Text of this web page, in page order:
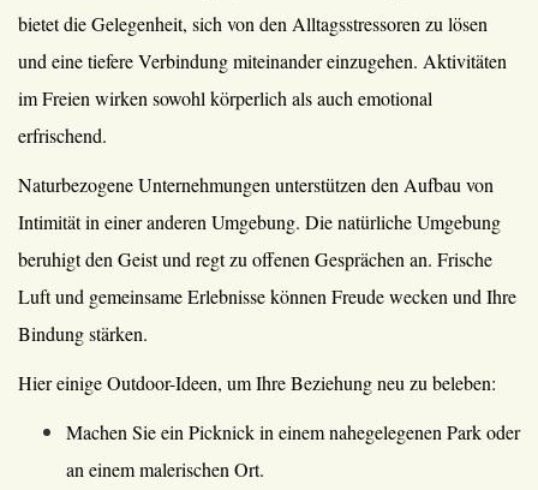
bietet die Gelegenheit, sich von den Alltagsstressoren zu lösen
und eine tiefere Verbindung miteinander einzugehen. Aktivitäten
im Freien wirken sowohl körperlich als auch emotional
erfrischend.
Naturbezogene Unternehmungen unterstützen den Aufbau von
Intimität in einer anderen Umgebung. Die natürliche Umgebung
beruhigt den Geist und regt zu offenen Gesprächen an. Frische
Luft und gemeinsame Erlebnisse können Freude wecken und Ihre
Bindung stärken.
Hier einige Outdoor-Ideen, um Ihre Beziehung neu zu beleben:
Machen Sie ein Picknick in einem nahegelegenen Park oder
an einem malerischen Ort.